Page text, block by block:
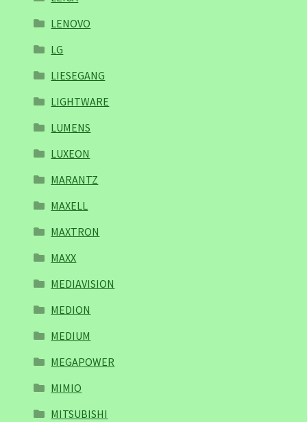
LENOVO
LG
LIESEGANG
LIGHTWARE
LUMENS
LUXEON
MARANTZ
MAXELL
MAXTRON
MAXX
MEDIAVISION
MEDION
MEDIUM
MEGAPOWER
MIMIO
MITSUBISHI